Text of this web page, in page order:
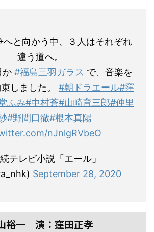
へと向かう中、３人はそれぞれ
違う道へ。
か #福島三羽ガラス で、音楽を
しました。 #朝ドラエール#窪
ふみ#中村蒼#山崎育三郎#仲里
#野間口徹#根本真陽
nJnlgRVbeO
テレビ小説「エール」
September 28, 2020
裕一 演：窪田正孝